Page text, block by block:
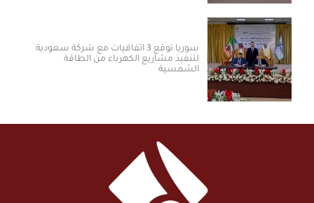
سوريا توقع 3 اتفاقيات مع شركة سعودية
لتنفيذ مشاريع الكهرباء من الطاقة
الشمسية